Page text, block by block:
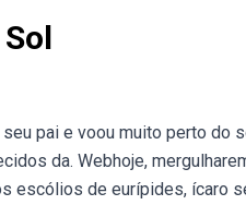
pai e voou muito perto do
da. Webhoje,
escólios de eurípides, ícaro